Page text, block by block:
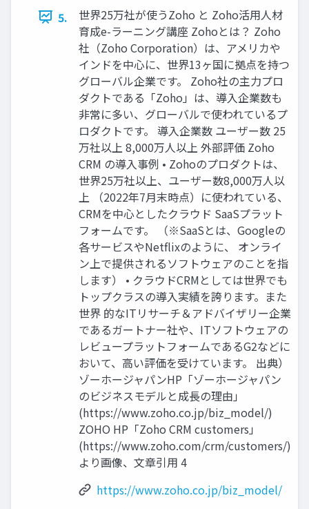
5.
世界25万社が使うZoho と Zoho活用人材
育成e-ラーニング講座 Zohoとは？ Zoho
社（Zoho Corporation）は、アメリカや
インドを中心に、世界13ヶ国に拠点を持つ
グローバル企業です。 Zoho社の主力プロ
ダクトである「Zoho」は、導入企業数も
非常に多い、グローバルで使われているプ
ロダクトです。 導入企業数 ユーザー数 25
万社以上 8,000万人以上 外部評価 Zoho
CRM の導入事例 • Zohoのプロダクトは、
世界25万社以上、ユーザー数8,000万人以
上 （2022年7月末時点）に使われている、
CRMを中心としたクラウド SaaSプラット
フォームです。 （※SaaSとは、Googleの
各サービスやNetflixのように、 オンライ
ン上で提供されるソフトウェアのことを指
します） • クラウドCRMとしては世界でも
トップクラスの導入実績を誇ります。また
世界 的なITリサーチ＆アドバイザリー企業
であるガートナー社や、ITソフトウェアの
レビュープラットフォームであるG2などに
おいて、高い評価を受けています。 出典）
ゾーホージャパンHP「ゾーホージャパン
のビジネスモデルと成長の理由」
(https://www.zoho.co.jp/biz_model/)
ZOHO HP「Zoho CRM customers」
(https://www.zoho.com/crm/customers/)
より画像、文章引用 4
https://www.zoho.co.jp/biz_model/